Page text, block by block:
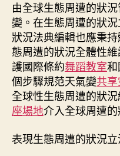
由全球生態周遭的狀
變。在生態周遭的狀
狀況法典編輯也應秉
態周遭的狀況全體性
護國際條約舞蹈教室
個步驟規范天氣變共
全球性生態周遭的狀
座場地介入全球周遭
表現生態周遭的狀況